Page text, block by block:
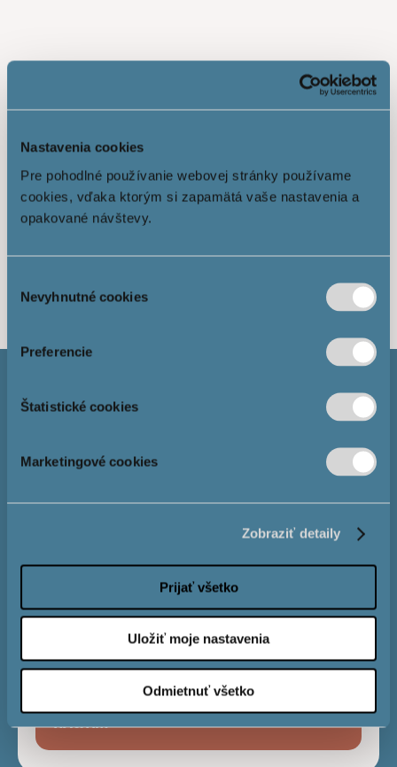
Nastavenia cookies
Pre pohodlné používanie webovej stránky používame
cookies, vďaka ktorým si zapamätá vaše nastavenia a
opakované návštevy.
súhlasu
Nevyhnutné cookies
Preferencie
Štatistické cookies
Marketingové cookies
Zobraziť detaily
Prijať všetko
Uložiť moje nastavenia
Odmietnuť všetko
4,0 %
Строк виплати
платіж
€